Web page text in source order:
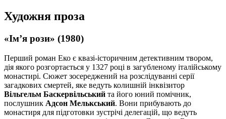
Художня проза
«Ім’я рози» (1980)
Перший роман Еко є квазі-історичним детективним твором,
дія якого розгортається у 1327 році в загубленому італійському
монастирі. Сюжет зосереджений на розслідуванні серії
загадкових смертей, яке ведуть колишній інквізитор
Вільгельм Баскервільський та його юний помічник,
послушник Адсон Мелькський. Вони прибувають до
монастиря для підготовки зустрічі делегацій, що ведуть